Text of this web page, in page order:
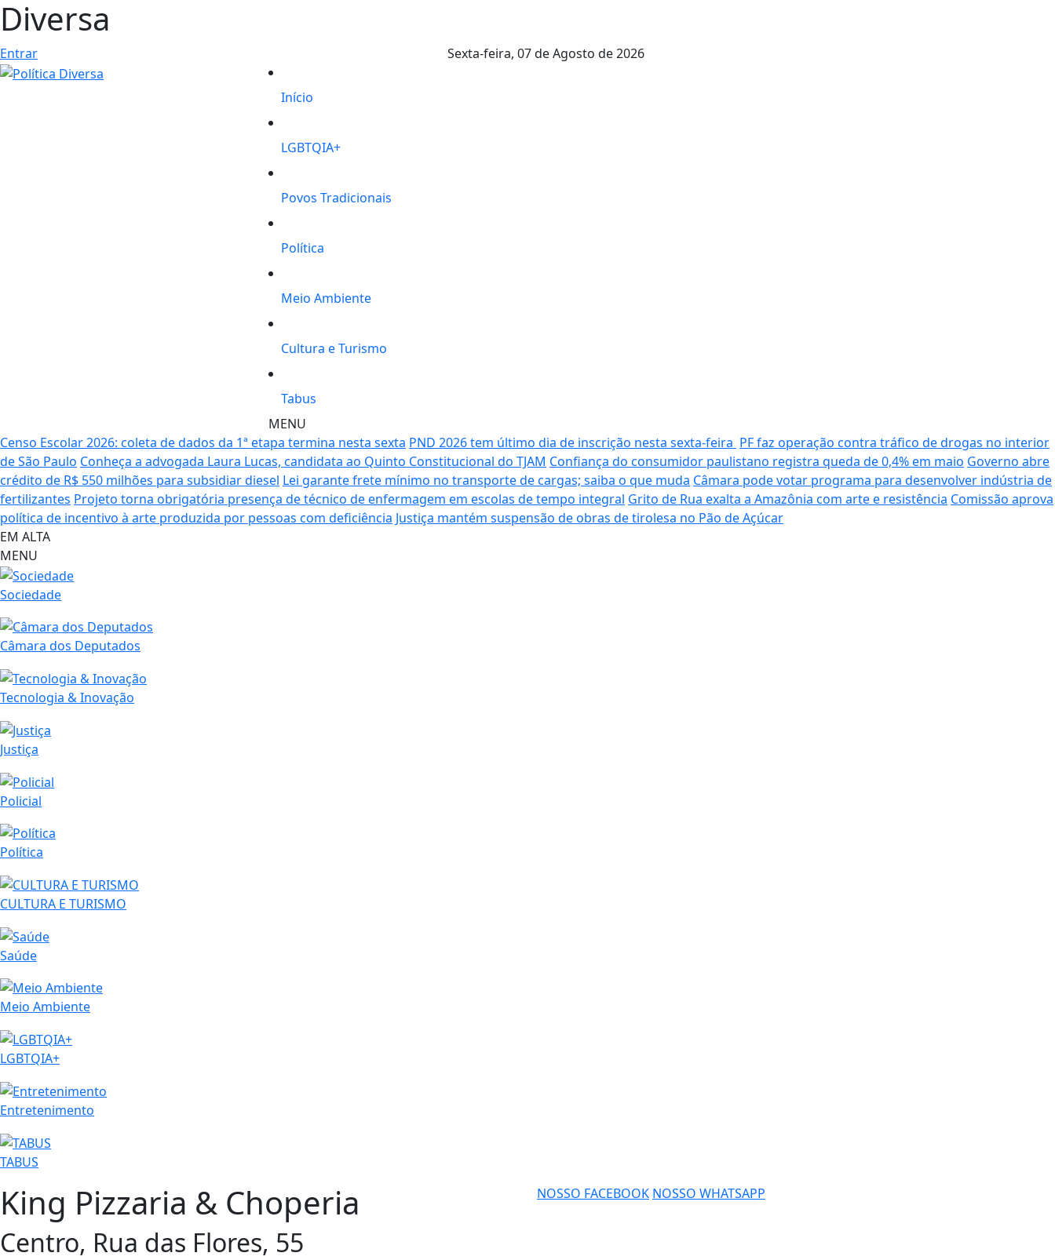
Diversa
Entrar Sexta-feira, 07 de Agosto de 2026
Início
LGBTQIA+
Povos Tradicionais
Política
Meio Ambiente
Cultura e Turismo
Tabus
MENU
Censo Escolar 2026: coleta de dados da 1ª etapa termina nesta sexta PND 2026 tem último dia de inscrição nesta sexta-feira PF faz operação contra tráfico de drogas no interior
de São Paulo Conheça a advogada Laura Lucas, candidata ao Quinto Constitucional do TJAM Confiança do consumidor paulistano registra queda de 0,4% em maio Governo abre
crédito de R$ 550 milhões para subsidiar diesel Lei garante frete mínimo no transporte de cargas; saiba o que muda Câmara pode votar programa para desenvolver indústria de
fertilizantes Projeto torna obrigatória presença de técnico de enfermagem em escolas de tempo integral Grito de Rua exalta a Amazônia com arte e resistência Comissão aprova
política de incentivo à arte produzida por pessoas com deficiência Justiça mantém suspensão de obras de tirolesa no Pão de Açúcar
EM ALTA
MENU
Sociedade
Câmara dos Deputados
Tecnologia & Inovação
Justiça
Policial
Política
CULTURA E TURISMO
Saúde
Meio Ambiente
LGBTQIA+
Entretenimento
TABUS
King Pizzaria & Choperia
Centro, Rua das Flores, 55
NOSSO FACEBOOK NOSSO WHATSAPP